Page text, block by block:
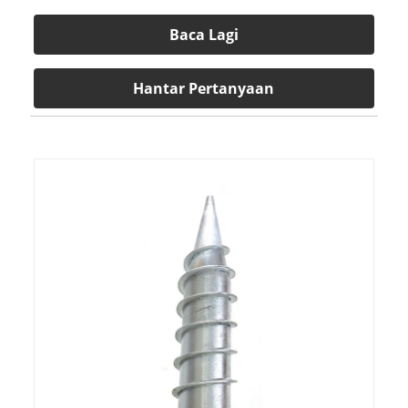
Baca Lagi
Hantar Pertanyaan